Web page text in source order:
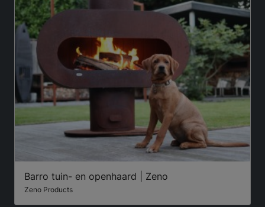
Barro tuin- en openhaard | Zeno
Zeno Products